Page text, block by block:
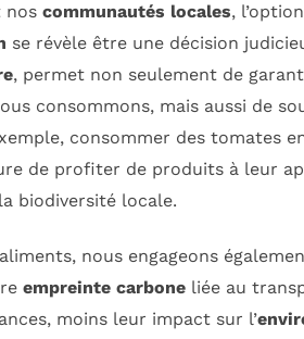
nos communautés locales,
se révèle être une décision
, permet non seulement de
consommons, mais aussi de
consommer des tomates
de profiter de produits à leur
biodiversité locale.
nous engageons
empreinte carbone liée au
moins leur impact sur l’